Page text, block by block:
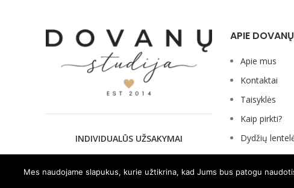
INDIVIDUALŪS UŽSAKYMAI
APIE
Apie mus
Kontaktai
Taisyklės
Kaip pirkti?
Dydžių
Mes naudojame slapukus, kurie užtikrina, kad Jums bus patogu